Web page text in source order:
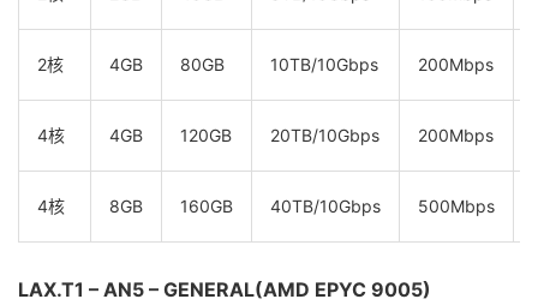
2核 4GB 80GB 10TB/10Gbps 200Mbps
4核 4GB 120GB 20TB/10Gbps 200Mbps
4核 8GB 160GB 40TB/10Gbps 500Mbps
LAX.T1 – AN5 – GENERAL(AMD EPYC 9005)